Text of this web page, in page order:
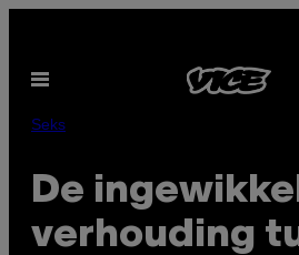
de
inhoud
Open
Seks
De
verhouding